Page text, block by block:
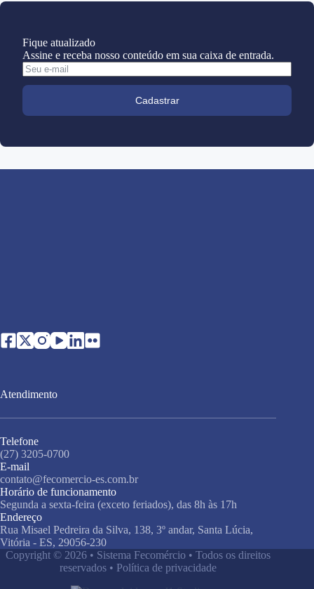
Fique atualizado
Assine e receba nosso conteúdo em sua caixa de entrada.
Cadastrar
Atendimento
Telefone
(27) 3205-0700
E-mail
contato@fecomercio-es.com.br
Horário de funcionamento
Segunda a sexta-feira (exceto feriados), das 8h às 17h
Endereço
Rua Misael Pedreira da Silva, 138, 3º andar, Santa Lúcia,
Vitória - ES, 29056-230
Copyright © 2026 • Sistema Fecomércio • Todos os direitos
reservados • Política de privacidade